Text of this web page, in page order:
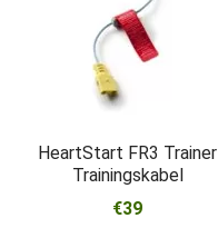
HeartStart FR3 Trainer
Trainingskabel
€39